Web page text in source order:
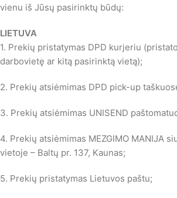
vienu iš Jūsų pasirinktų būdų:
LIETUVA
1. Prekių pristatymas DPD kurjeriu
darbovietę ar kitą pasirinktą vietą);
2. Prekių atsiėmimas DPD pick-up
3. Prekių atsiėmimas UNISEND
4. Prekių atsiėmimas MEZGIMO MANIJA
vietoje – Baltų pr. 137, Kaunas;
5. Prekių pristatymas Lietuvos paštu;